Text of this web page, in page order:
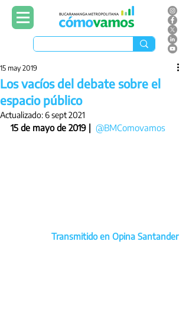
Los vacíos del debate sobre el
espacio público
15 may 2019
Actualizado:6 sept 2021
15 de mayo de 2019 | @BMComovamos
Transmitido en Opina Santander